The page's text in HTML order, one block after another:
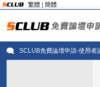
繁體 簡體
SCLUB免費論壇申請-使用者